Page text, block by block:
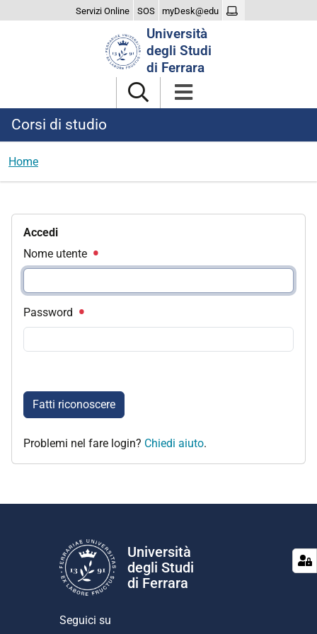
Servizi Online SOS myDesk@edu
Università
degli Studi
di Ferrara
Corsi di studio
Home
Accedi
Nome utente
Password
Fatti riconoscere
Problemi nel fare login? Chiedi aiuto.
Università
degli Studi
di Ferrara
Seguici su